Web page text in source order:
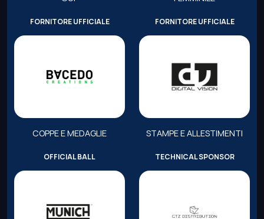
FORNITORE UFFICIALE
COPPE E MEDAGLIE
FORNITORE UFFICIALE
STAMPE E ALLESTIMENTI
OFFICIAL BALL TECHNICAL SPONSOR